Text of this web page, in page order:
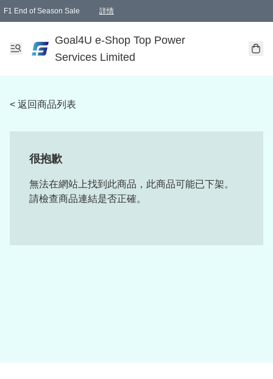
F1 End of Season Sale 詳情
Goal4U e-Shop Top Power
Services Limited
< 返回商品列表
很抱歉
無法在網站上找到此商品，此商品可能已下架。
請檢查商品連結是否正確。